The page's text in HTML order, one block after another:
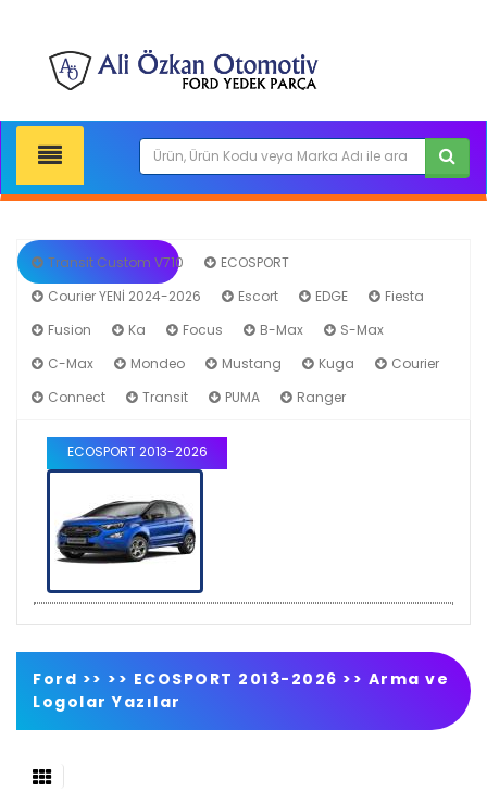
Transit Custom V710
ECOSPORT
Courier YENİ 2024-2026
Escort EDGE
Fiesta
Fusion
Ka Focus B-Max
S-Max
C-Max
Mondeo Mustang Kuga
Courier
Connect
Transit PUMA Ranger
ECOSPORT 2013-2026
Ford >> >> ECOSPORT 2013-2026 >> Arma ve
Logolar Yazılar